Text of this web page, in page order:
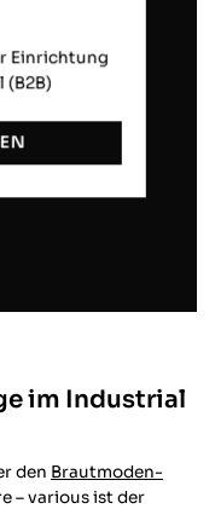
Einrichtung
(B2B)
im Industrial
den Brautmoden-
– various ist der